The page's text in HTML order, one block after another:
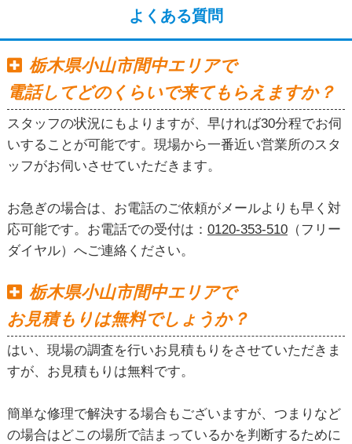
よくある質問
栃木県小山市間中エリアで
電話してどのくらいで来てもらえますか？
スタッフの状況にもよりますが、早ければ30分程でお伺
いすることが可能です。現場から一番近い営業所のスタ
ッフがお伺いさせていただきます。
お急ぎの場合は、お電話のご依頼がメールよりも早く対
応可能です。お電話での受付は： 0120-353-510（フリー
ダイヤル）へご連絡ください。
栃木県小山市間中エリアで
お見積もりは無料でしょうか？
はい、現場の調査を行いお見積もりをさせていただきま
すが、お見積もりは無料です。
簡単な修理で解決する場合もございますが、つまりなど
の場合はどこの場所で詰まっているかを判断するために